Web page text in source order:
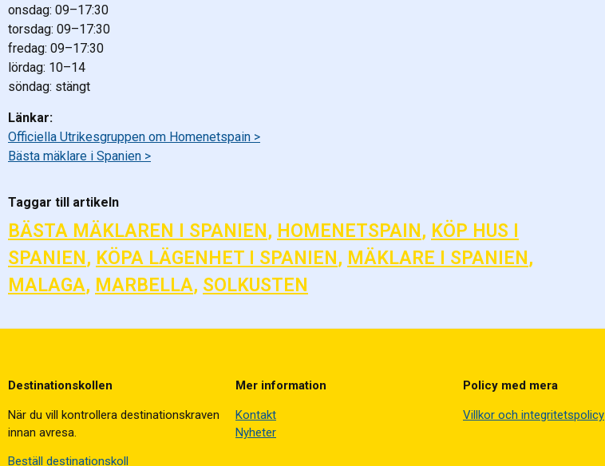
onsdag: 09–17:30
torsdag: 09–17:30
fredag: 09–17:30
lördag: 10–14
söndag: stängt
Länkar:
Officiella Utrikesgruppen om Homenetspain >
Bästa mäklare i Spanien >
Taggar till artikeln
BÄSTA MÄKLAREN I SPANIEN, HOMENETSPAIN, KÖP HUS I
SPANIEN, KÖPA LÄGENHET I SPANIEN, MÄKLARE I SPANIEN,
MALAGA, MARBELLA, SOLKUSTEN
Destinationskollen
När du vill kontrollera destinationskraven
innan avresa.
Beställ destinationskoll
Mer information
Kontakt
Nyheter
Policy med mera
Villkor och integritetspolicy